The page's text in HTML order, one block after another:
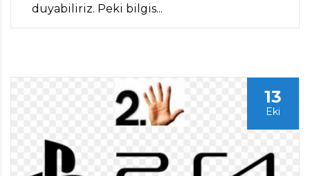
duyabiliriz. Peki bilgis...
13
Eki